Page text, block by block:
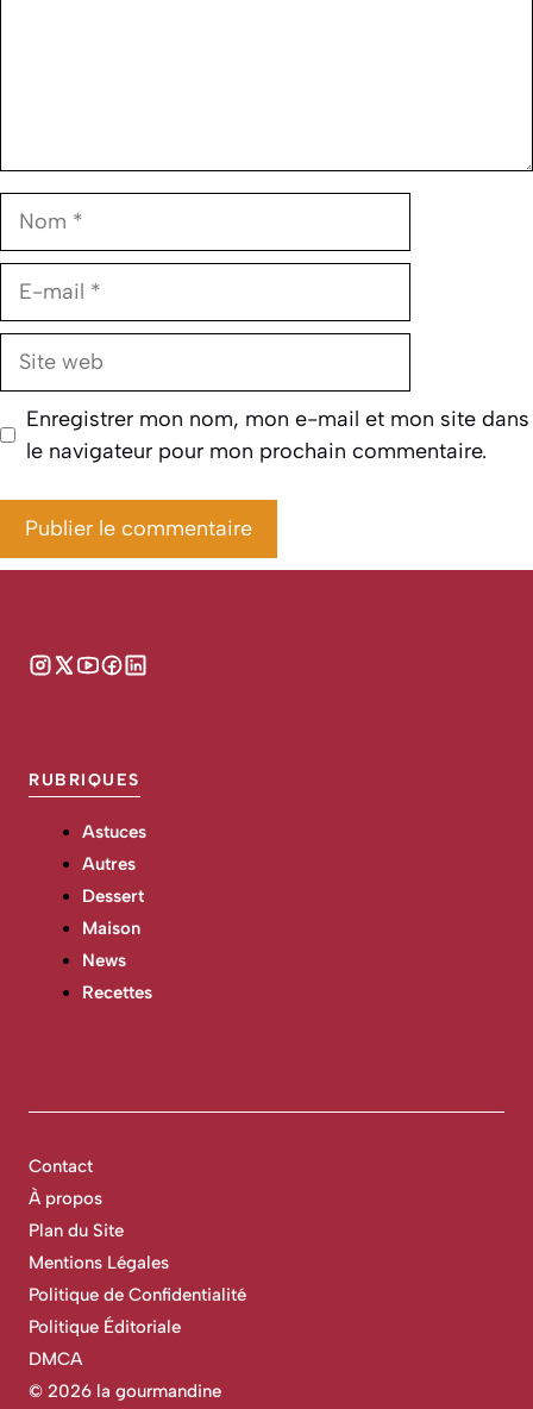
Nom
E-
Site
Enregistrer mon nom, mon e-mail et mon site dans
le navigateur pour mon prochain commentaire.
RUBRIQUES
Astuces
Autres
Dessert
Maison
News
Recettes
© 2026 la gourmandine
Contact
À propos
Plan du Site
Mentions Légales
Politique de Confidentialité
Politique Éditoriale
DMCA